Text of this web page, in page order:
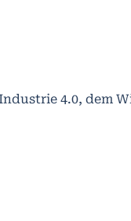
4.0, dem